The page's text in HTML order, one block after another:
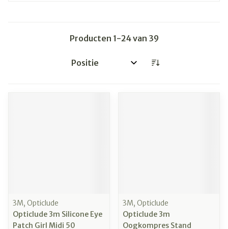
Producten 1-24van 39
Sorteer op:
3M, Opticlude
Opticlude 3m Silicone Eye
Patch Girl Midi 50
3M, Opticlude
Opticlude 3m
Oogkompres Stand